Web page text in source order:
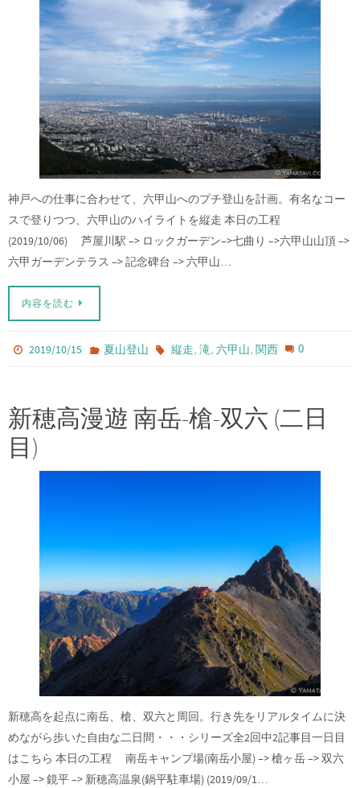
神戸への仕事に合わせて、六甲山へのプチ登山を計画。有名なコー
スで登りつつ、六甲山のハイライトを縦走 本日の工程
(2019/10/06) 芦屋川駅 –> ロックガーデン–>七曲り –>六甲山山頂 –>
六甲ガーデンテラス –> 記念碑台 –> 六甲山…
内容を読む
2019/10/15 夏山登山 縦走, 滝, 六甲山, 関西 0
新穂高漫遊 南岳-槍-双六 (二日
目)
新穂高を起点に南岳、槍、双六と周回。行き先をリアルタイムに決
めながら歩いた自由な二日間・・・シリーズ全2回中2記事目一日目
はこちら 本日の工程 南岳キャンプ場(南岳小屋) –> 槍ヶ岳 –> 双六
小屋 –> 鏡平 –> 新穂高温泉(鍋平駐車場) (2019/09/1…